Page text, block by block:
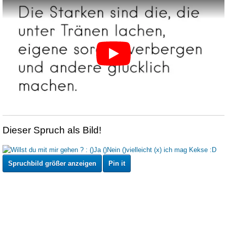
Dieser Spruch als Bild!
Spruchbild größer anzeigen Pin it